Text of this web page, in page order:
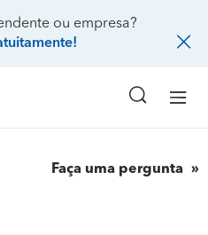
ou empresa?
Faça uma pergunta